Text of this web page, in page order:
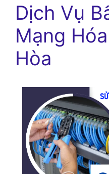
Dịch Vụ
Mạng
Hòa